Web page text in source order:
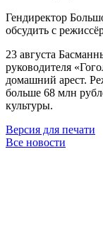
Гендиректор
обсудить с
23 августа
руководителя
домашний арест.
больше 68 млн
культуры.
Версия для печати
Все новости